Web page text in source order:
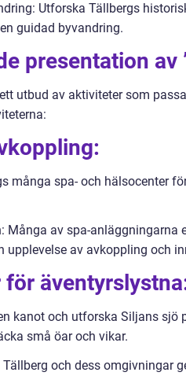
Utforska Tällbergs
guidad byvandring.
presentation av
utbud av aktiviteter som
många spa- och hälsocenter
Många av spa-anläggningarna
upplevelse av avkoppling och
kanot och utforska Siljans sjö
små öar och vikar.
och dess omgivningar